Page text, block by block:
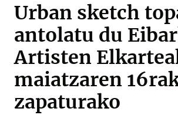
Urban sketch
antolatu du
Artisten
maiatzaren
zapaturako